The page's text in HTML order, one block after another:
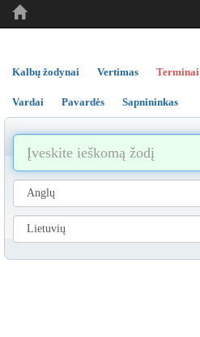
Kalbų žodynai Vertimas Terminai
Vardai Pavardės Sapnininkas